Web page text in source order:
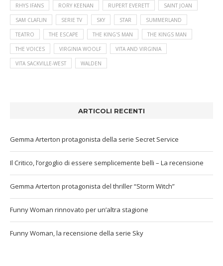
RHYS IFANS RORY KEENAN RUPERT EVERETT SAINT JOAN
SAM CLAFLIN SERIE TV SKY STAR SUMMERLAND
TEATRO THE ESCAPE THE KING'S MAN THE KINGS MAN
THE VOICES VIRGINIA WOOLF VITA AND VIRGINIA
VITA SACKVILLE-WEST WALDEN
ARTICOLI RECENTI
Gemma Arterton protagonista della serie Secret Service
Il Critico, l’orgoglio di essere semplicemente belli – La recensione
Gemma Arterton protagonista del thriller “Storm Witch”
Funny Woman rinnovato per un’altra stagione
Funny Woman, la recensione della serie Sky